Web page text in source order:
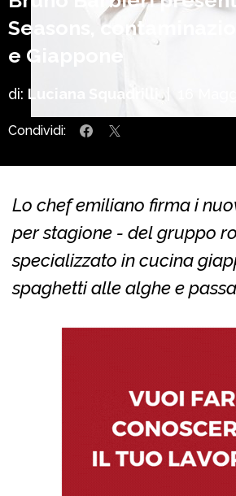
Seasons,
e Giappone
di: Luciana Squadrilli
Condividi:
Lo chef emiliano firma i
per stagione - del gruppo
specializzato in cucina
spaghetti alle alghe e